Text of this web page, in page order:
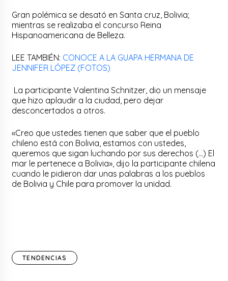
Gran polémica se desató en Santa cruz, Bolivia;
mientras se realizaba el concurso Reina
Hispanoamericana de Belleza.
LEE TAMBIÉN: CONOCE A LA GUAPA HERMANA DE
JENNIFER LÓPEZ (FOTOS)
La participante Valentina Schnitzer, dio un mensaje
que hizo aplaudir a la ciudad, pero dejar
desconcertados a otros.
«Creo que ustedes tienen que saber que el pueblo
chileno está con Bolivia, estamos con ustedes,
queremos que sigan luchando por sus derechos (…) El
mar le pertenece a Bolivia», dijo la participante chilena
cuando le pidieron dar unas palabras a los pueblos
de Bolivia y Chile para promover la unidad.
TENDENCIAS